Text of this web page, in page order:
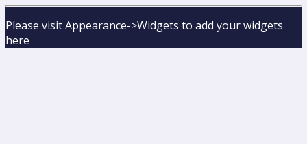
Please visit Appearance->Widgets to add your widgets
here